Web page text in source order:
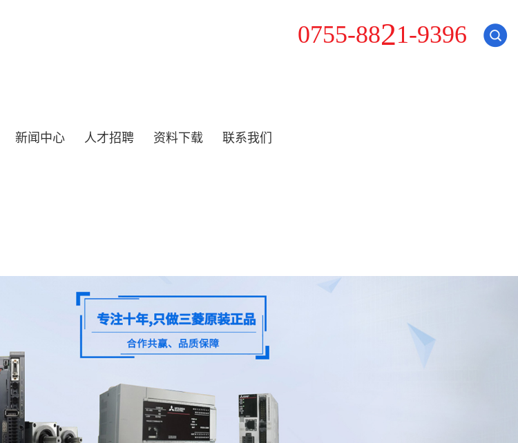
0755-8821-9396
新闻中心 人才招聘 资料下载 联系我们